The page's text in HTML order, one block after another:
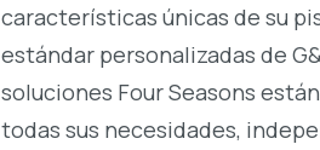
características únicas de su
estándar personalizadas de
soluciones Four Seasons
todas sus necesidades,